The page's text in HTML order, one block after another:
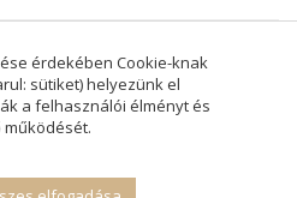
ÉS BALATONFŰZFŐI
-
érdekében Cookie-knak
sütiket) helyezünk el
a felhasználói élményt és